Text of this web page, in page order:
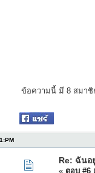
ข้อความนี้ มี 8 สมา
Re: ฉันอ
« ตอบ #6